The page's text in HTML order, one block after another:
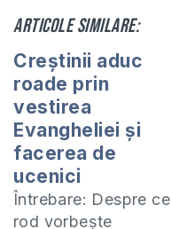
Articole similare:
Creștinii aduc
roade prin
vestirea
Evangheliei și
facerea de
ucenici
Întrebare: Despre ce
rod vorbește